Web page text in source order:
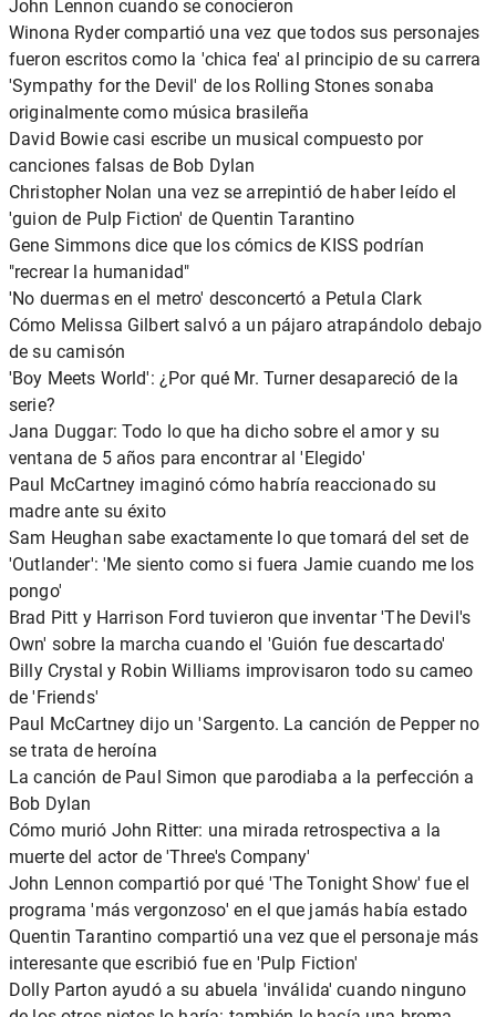
John Lennon cuando se conocieron
Winona Ryder compartió una vez que todos sus personajes
fueron escritos como la 'chica fea' al principio de su carrera
'Sympathy for the Devil' de los Rolling Stones sonaba
originalmente como música brasileña
David Bowie casi escribe un musical compuesto por
canciones falsas de Bob Dylan
Christopher Nolan una vez se arrepintió de haber leído el
'guion de Pulp Fiction' de Quentin Tarantino
Gene Simmons dice que los cómics de KISS podrían
"recrear la humanidad"
'No duermas en el metro' desconcertó a Petula Clark
Cómo Melissa Gilbert salvó a un pájaro atrapándolo debajo
de su camisón
'Boy Meets World': ¿Por qué Mr. Turner desapareció de la
serie?
Jana Duggar: Todo lo que ha dicho sobre el amor y su
ventana de 5 años para encontrar al 'Elegido'
Paul McCartney imaginó cómo habría reaccionado su
madre ante su éxito
Sam Heughan sabe exactamente lo que tomará del set de
'Outlander': 'Me siento como si fuera Jamie cuando me los
pongo'
Brad Pitt y Harrison Ford tuvieron que inventar 'The Devil's
Own' sobre la marcha cuando el 'Guión fue descartado'
Billy Crystal y Robin Williams improvisaron todo su cameo
de 'Friends'
Paul McCartney dijo un 'Sargento. La canción de Pepper no
se trata de heroína
La canción de Paul Simon que parodiaba a la perfección a
Bob Dylan
Cómo murió John Ritter: una mirada retrospectiva a la
muerte del actor de 'Three's Company'
John Lennon compartió por qué 'The Tonight Show' fue el
programa 'más vergonzoso' en el que jamás había estado
Quentin Tarantino compartió una vez que el personaje más
interesante que escribió fue en 'Pulp Fiction'
Dolly Parton ayudó a su abuela 'inválida' cuando ninguno